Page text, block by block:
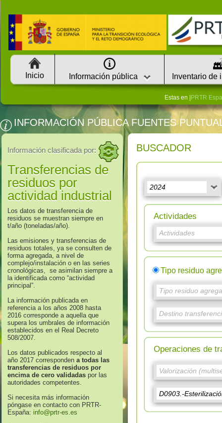
Inicio Información pública Inventario de
Estas en | PRTR
INFORMACIÓN PÚBLICA FUENTES
Información clasificada por:
Transferencias de
residuos por
actividad industrial
Los datos de transferencia de
residuos se muestran siempre en
t/año (toneladas/año).
Las emisiones y transferencias de
residuos totales, ya se consulten de
forma agregada, a nivel de
complejo/instalación o en las series
cronológicas, se asimilan siempre a
la identificada como “actividad
principal”.
La información publicada en
referencia a los años 2008 hasta
2016 corresponde a aquella que
supera los umbrales de información
establecidos en el Real Decreto
508/2007.
Los datos publicados respecto al
año 2017 corresponden a todas las
transferencias de residuos por
encima de cero validadas por las
autoridades competentes.
Si necesita más información
póngase en contacto con PRTR-
España: info@prtr-es.es
BUSCADOR
Actividades
Tipo residuo
Operaciones de